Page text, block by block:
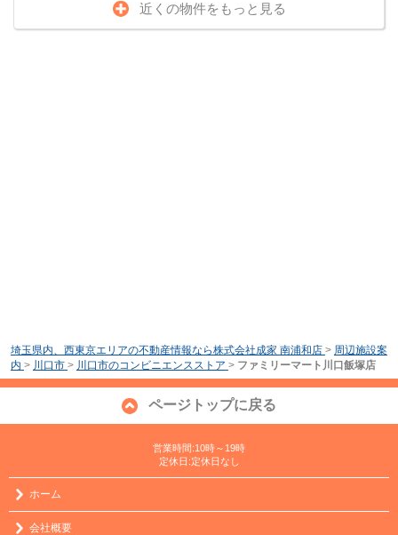
近くの物件をもっと見る
埼玉県内、西東京エリアの不動産情報なら株式会社成家 南浦和店 > 周辺施設案
内 > 川口市 > 川口市のコンビニエンスストア > ファミリーマート川口飯塚店
ページトップに戻る
営業時間:10時～19時
定休日:定休日なし
ホーム
会社概要